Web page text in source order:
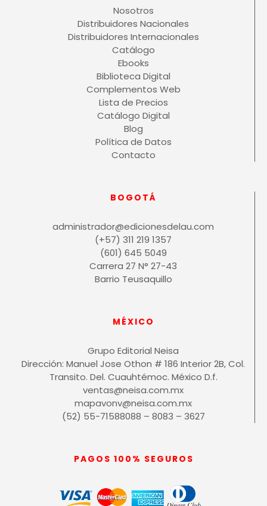
Nosotros
Distribuidores Nacionales
Distribuidores Internacionales
Catálogo
Ebooks
Biblioteca Digital
Complementos Web
Lista de Precios
Catálogo Digital
Blog
Política de Datos
Contacto
BOGOTÁ
administrador@edicionesdelau.com
(+57) 311 219 1357
(601) 645 5049
Carrera 27 N° 27-43
Barrio Teusaquillo
MÉXICO
Grupo Editorial Neisa
Dirección: Manuel Jose Othon # 186 Interior 2B, Col.
Transito. Del. Cuauhtémoc. México D.f.
ventas@neisa.com.mx
mapavonv@neisa.com.mx
(52) 55-71588088 – 8083 – 3627
PAGOS 100% SEGUROS